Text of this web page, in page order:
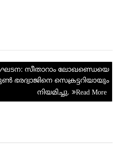
സീതാറാം ലോഖണ്ഡെയെ
സെക്രട്ടറിയായും
നിയമിച്ചു.